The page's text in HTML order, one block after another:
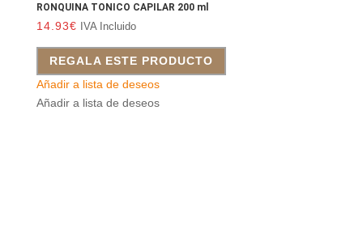
RONQUINA TONICO CAPILAR 200 ml
14.93€ IVA Incluido
REGALA ESTE PRODUCTO
Añadir a lista de deseos
Añadir a lista de deseos